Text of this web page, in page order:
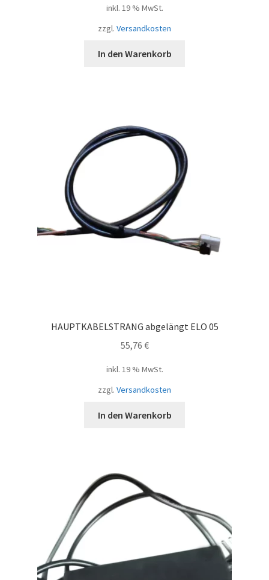
inkl. 19 % MwSt.
zzgl. Versandkosten
In den Warenkorb
HAUPTKABELSTRANG abgelängt ELO 05
55,76 €
inkl. 19 % MwSt.
zzgl. Versandkosten
In den Warenkorb